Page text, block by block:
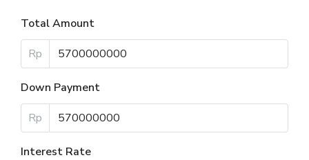
Total Amount
Rp
Down Payment
Rp
Interest Rate